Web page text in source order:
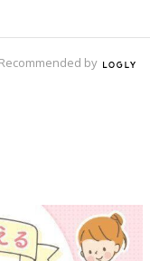
Recommended by
策、知っておいて！